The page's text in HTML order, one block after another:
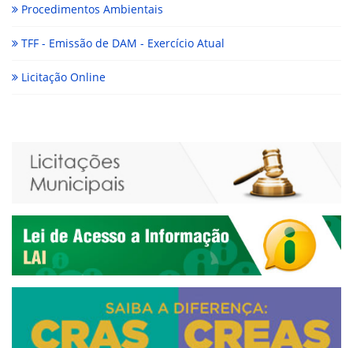
Procedimentos Ambientais
TFF - Emissão de DAM - Exercício Atual
Licitação Online